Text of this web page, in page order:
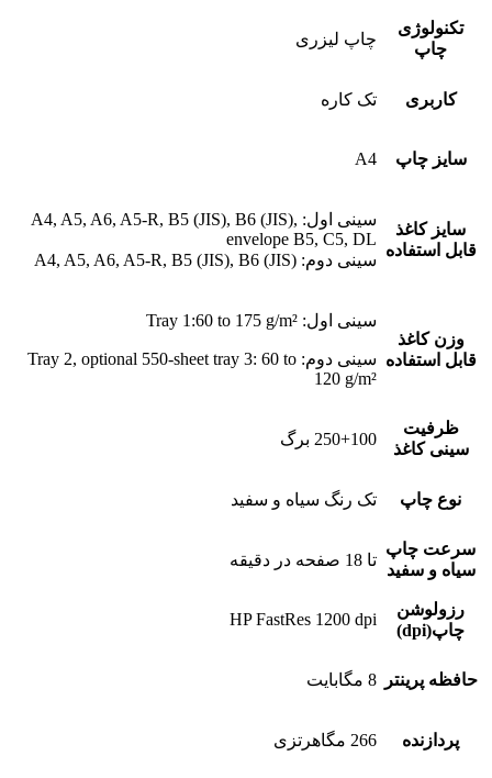
تکنولوژی
چاپ
چاپ لیزری
کاربری تک کاره
سایز چاپ A4
سایز کاغذ
قابل استفاده
سینی اول: A4, A5, A6, A5-R, B5 (JIS), B6 (JIS),
envelope B5, C5, DL
سینی دوم: A4, A5, A6, A5-R, B5 (JIS), B6 (JIS)
وزن کاغذ
قابل استفاده
سینی اول: Tray 1:60 to 175 g/m²
سینی دوم: Tray 2, optional 550-sheet tray 3: 60 to
120 g/m²
ظرفیت
سینی کاغذ
250+100 برگ
نوع چاپ تک رنگ سیاه و سفید
سرعت چاپ
سیاه و سفید
تا 18 صفحه در دقیقه
رزولوشن
چاپ(dpi)
HP FastRes 1200 dpi
حافظه پرینتر 8 مگابایت
پردازنده 266 مگاهرتزی